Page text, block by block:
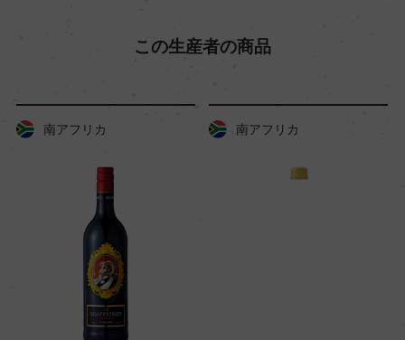
この生産者の商品
リカ 南アフリカ